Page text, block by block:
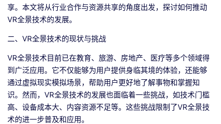
享。本文将从行业合作与资源共享的角度出发，探讨如何推动
VR全景技术的发展。
二、VR全景技术的现状与挑战
VR全景技术目前已在教育、旅游、房地产、医疗等多个领域得
到广泛应用。它不仅能够为用户提供身临其境的体验，还能够
通过虚拟现实模拟场景，帮助用户更好地了解事物和掌握知
识。然而，VR全景技术的发展也面临着一些挑战，如技术门槛
高、设备成本大、内容资源不足等。这些挑战限制了VR全景技
术的进一步普及和应用。